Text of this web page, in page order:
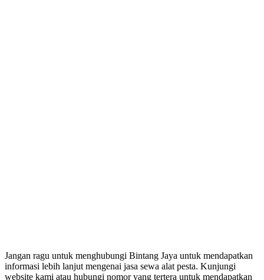
Jangan ragu untuk menghubungi Bintang Jaya untuk mendapatkan
informasi lebih lanjut mengenai jasa sewa alat pesta. Kunjungi
website kami atau hubungi nomor yang tertera untuk mendapatkan